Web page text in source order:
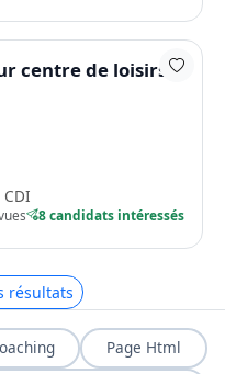
centre de loisirs
CDI
8 candidats intéressés
résultats
Page Html